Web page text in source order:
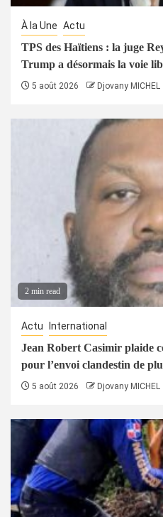
À la Une Actu
TPS des Haïtiens : la juge
Trump a désormais la voie
5 août 2026 Djovany MICHEL
2 min read
Actu International
Jean Robert Casimir plaide
pour l’envoi clandestin de
5 août 2026 Djovany MICHEL